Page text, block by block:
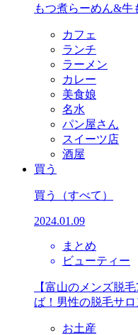
もつ煮らーめん&牛
カフェ
ランチ
ラーメン
カレー
美食娘
名水
パン屋さん
スイーツ店
酒屋
買う
買う （すべて）
2024.01.09
まとめ
ビューティー
【富山のメンズ脱
ば！男性の脱毛サ
お土産